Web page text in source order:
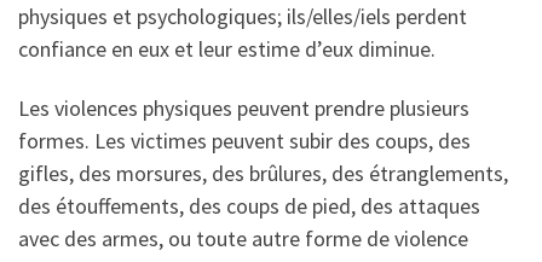
physiques et psychologiques; ils/elles/iels perdent
confiance en eux et leur estime d’eux diminue.
Les violences physiques peuvent prendre plusieurs
formes. Les victimes peuvent subir des coups, des
gifles, des morsures, des brûlures, des étranglements,
des étouffements, des coups de pied, des attaques
avec des armes, ou toute autre forme de violence